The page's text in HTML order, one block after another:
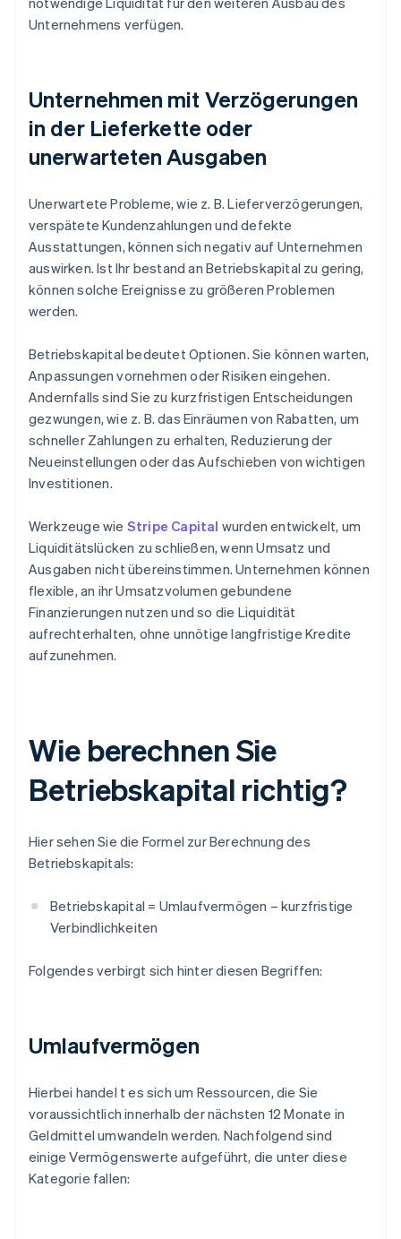
Unternehmens verfügen.
Unternehmen mit Verzögerungen
in der Lieferkette oder
unerwarteten Ausgaben
Unerwartete Probleme, wie z. B. Lieferverzögerungen,
verspätete Kundenzahlungen und defekte
Ausstattungen, können sich negativ auf Unternehmen
auswirken. Ist Ihr bestand an Betriebskapital zu gering,
können solche Ereignisse zu größeren Problemen
werden.
Betriebskapital bedeutet Optionen. Sie können warten,
Anpassungen vornehmen oder Risiken eingehen.
Andernfalls sind Sie zu kurzfristigen Entscheidungen
gezwungen, wie z. B. das Einräumen von Rabatten, um
schneller Zahlungen zu erhalten, Reduzierung der
Neueinstellungen oder das Aufschieben von wichtigen
Investitionen.
Werkzeuge wie Stripe Capital wurden entwickelt, um
Liquiditätslücken zu schließen, wenn Umsatz und
Ausgaben nicht übereinstimmen. Unternehmen können
flexible, an ihr Umsatzvolumen gebundene
Finanzierungen nutzen und so die Liquidität
aufrechterhalten, ohne unnötige langfristige Kredite
aufzunehmen.
Wie berechnen Sie
Betriebskapital richtig?
Hier sehen Sie die Formel zur Berechnung des
Betriebskapitals:
Betriebskapital = Umlaufvermögen – kurzfristige
Verbindlichkeiten
Folgendes verbirgt sich hinter diesen Begriffen:
Umlaufvermögen
Hierbei handel t es sich um Ressourcen, die Sie
voraussichtlich innerhalb der nächsten 12 Monate in
Geldmittel umwandeln werden. Nachfolgend sind
einige Vermögenswerte aufgeführt, die unter diese
Kategorie fallen: